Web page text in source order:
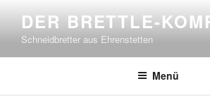
springen
DER BRETTLE-
Schneidbretter aus Ehrenstetten
Menü